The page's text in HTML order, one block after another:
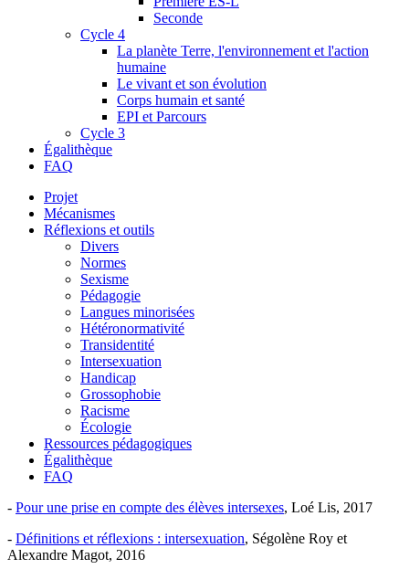
Seconde
Cycle 4
La planète Terre, l'environnement et l'action
humaine
Le vivant et son évolution
Corps humain et santé
EPI et Parcours
Cycle 3
Égalithèque
FAQ
Projet
Mécanismes
Réflexions et outils
Divers
Normes
Sexisme
Pédagogie
Langues minorisées
Hétéronormativité
Transidentité
Intersexuation
Handicap
Grossophobie
Racisme
Écologie
Ressources pédagogiques
Égalithèque
FAQ
- Pour une prise en compte des élèves intersexes, Loé Lis, 2017
- Définitions et réflexions : intersexuation, Ségolène Roy et
Alexandre Magot, 2016